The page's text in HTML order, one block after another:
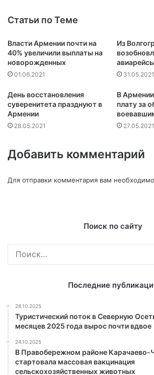
Статьи по Теме
Власти Армении почти на
40% увеличили выплаты на
новорожденных
01.06.2021
Из
31.05.2021
День восстановления
суверенитета празднуют в
Армении
28.05.2021
В
плату за
27.05.2021
Добавить комментарий
Для отправки комментария вам необходимо
Поиск по сайту
Последние
28.10.2025
Туристический поток в Северную
месяцев 2025 года вырос почти вдвое
24.10.2025
В Правобережном районе Карачаево-
стартовала массовая вакцинация
сельскохозяйственных животных